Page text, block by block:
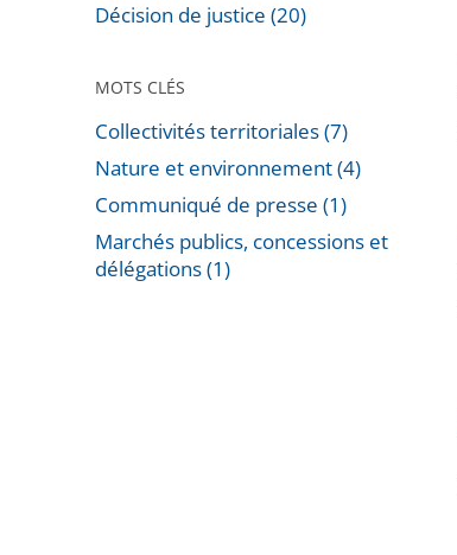
Décision de justice (20)
MOTS CLÉS
Collectivités territoriales (7)
Nature et environnement (4)
Communiqué de presse (1)
Marchés publics, concessions et
délégations (1)